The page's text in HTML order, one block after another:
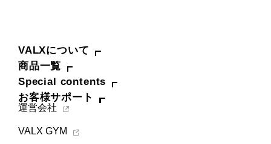
VALXについて
商品一覧
Special contents
お客様サポート
運営会社
VALX GYM